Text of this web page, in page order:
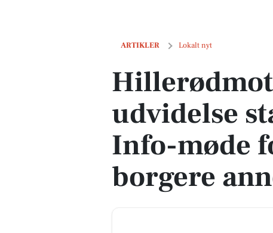
ARTIKLER Lokalt nyt
Hillerødmotorvejens udvidelse starter
udvidelse
Info-møde
borgere